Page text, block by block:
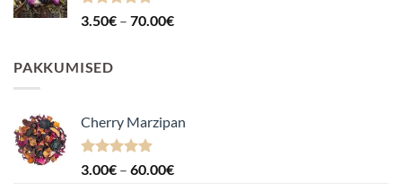
Hinnanguga
3.50€ – 70.00€Hinnavahemik:
PAKKUMISED
Cherry Marzipan
Hinnanguga
3.00€ – 60.00€Hinnavahemik: